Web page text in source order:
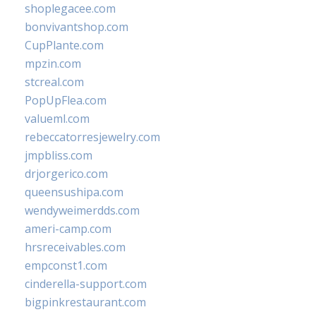
shoplegacee.com
bonvivantshop.com
CupPlante.com
mpzin.com
stcreal.com
PopUpFlea.com
valueml.com
rebeccatorresjewelry.com
jmpbliss.com
drjorgerico.com
queensushipa.com
wendyweimerdds.com
ameri-camp.com
hrsreceivables.com
empconst1.com
cinderella-support.com
bigpinkrestaurant.com